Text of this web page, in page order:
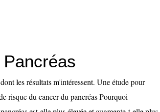
les résultats m'intéressent. Une étude pour
risque du cancer du pancréas Pourquoi